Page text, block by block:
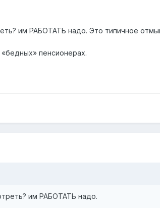
им РАБОТАТЬ надо. Это типичное
пенсионерах.
им РАБОТАТЬ надо.